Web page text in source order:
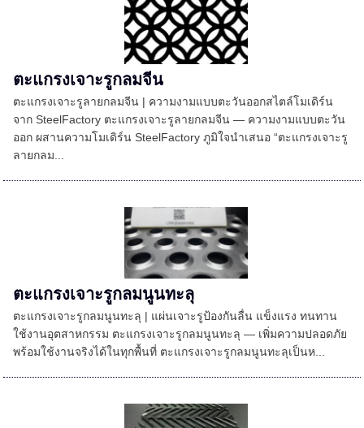
ตะแกรงเจาะรูกลมจีน
ตะแกรงเจาะรูลายกลมจีน | ความงามแบบตะวันออกสไตล์โมเดิร์น
จาก SteelFactory ตะแกรงเจาะรูลายกลมจีน — ความงามแบบตะวัน
ออก ผสานความโมเดิร์น SteelFactory ภูมิใจนำเสนอ “ตะแกรงเจาะรู
ลายกลม...
ตะแกรงเจาะรูกลมนูนทะลุ
ตะแกรงเจาะรูกลมนูนทะลุ | แผ่นเจาะรูป้องกันลื่น แข็งแรง ทนทาน
ใช้งานอุตสาหกรรม ตะแกรงเจาะรูกลมนูนทะลุ — เพิ่มความปลอดภัย
พร้อมใช้งานจริงได้ในทุกพื้นที่ ตะแกรงเจาะรูกลมนูนทะลุเป็นห...